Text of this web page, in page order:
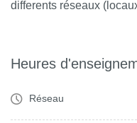
differents réseaux
Heures
Réseau